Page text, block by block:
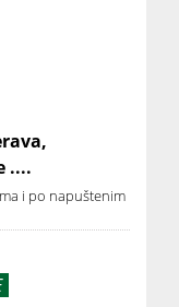
....
i po napuštenim